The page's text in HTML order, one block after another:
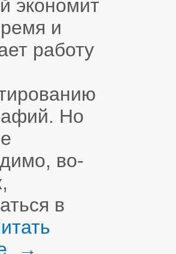
экономит
и
работу
Но
во-
в
→